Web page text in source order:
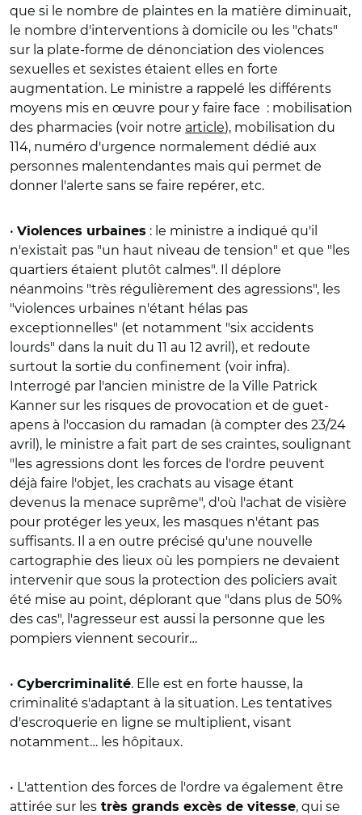
que si le nombre de plaintes en la matière diminuait,
le nombre d'interventions à domicile ou les "chats"
sur la plate-forme de dénonciation des violences
sexuelles et sexistes étaient elles en forte
augmentation. Le ministre a rappelé les différents
moyens mis en œuvre pour y faire face : mobilisation
des pharmacies (voir notre article), mobilisation du
114, numéro d'urgence normalement dédié aux
personnes malentendantes mais qui permet de
donner l'alerte sans se faire repérer, etc.
• Violences urbaines : le ministre a indiqué qu'il
n'existait pas "un haut niveau de tension" et que "les
quartiers étaient plutôt calmes". Il déplore
néanmoins "très régulièrement des agressions", les
"violences urbaines n'étant hélas pas
exceptionnelles" (et notamment "six accidents
lourds" dans la nuit du 11 au 12 avril), et redoute
surtout la sortie du confinement (voir infra).
Interrogé par l'ancien ministre de la Ville Patrick
Kanner sur les risques de provocation et de guet-
apens à l'occasion du ramadan (à compter des 23/24
avril), le ministre a fait part de ses craintes, soulignant
"les agressions dont les forces de l'ordre peuvent
déjà faire l'objet, les crachats au visage étant
devenus la menace suprême", d'où l'achat de visière
pour protéger les yeux, les masques n'étant pas
suffisants. Il a en outre précisé qu'une nouvelle
cartographie des lieux où les pompiers ne devaient
intervenir que sous la protection des policiers avait
été mise au point, déplorant que "dans plus de 50%
des cas", l'agresseur est aussi la personne que les
pompiers viennent secourir…
• Cybercriminalité. Elle est en forte hausse, la
criminalité s'adaptant à la situation. Les tentatives
d'escroquerie en ligne se multiplient, visant
notamment… les hôpitaux.
• L'attention des forces de l'ordre va également être
attirée sur les très grands excès de vitesse, qui se